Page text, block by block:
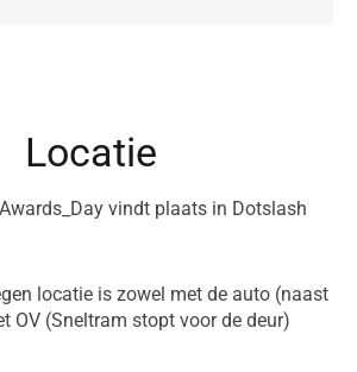
Locatie
vindt plaats in Dotslash
locatie is zowel met de auto (naast
OV (Sneltram stopt voor de deur)